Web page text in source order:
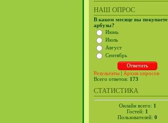
НАШ ОПРОС
В каком месяце вы покупаете
арбузы?
Июнь
Июль
Август
Сентябрь
Результаты | Архив опросов
Всего ответов: 173
СТАТИСТИКА
Онлайн всего: 1
Гостей: 1
Пользователей: 0